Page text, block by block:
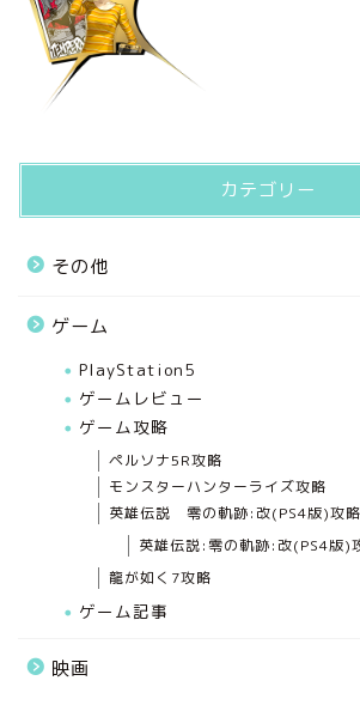
カテゴリー
その他
ゲーム
PlayStation5
ゲームレビュー
ゲーム攻略
ペルソナ5R攻略
モンスターハンターライズ攻略
英雄伝説 零の軌跡:改(PS4版)攻略
英雄伝説:零の軌跡:改(PS4版)
龍が如く7攻略
ゲーム記事
映画